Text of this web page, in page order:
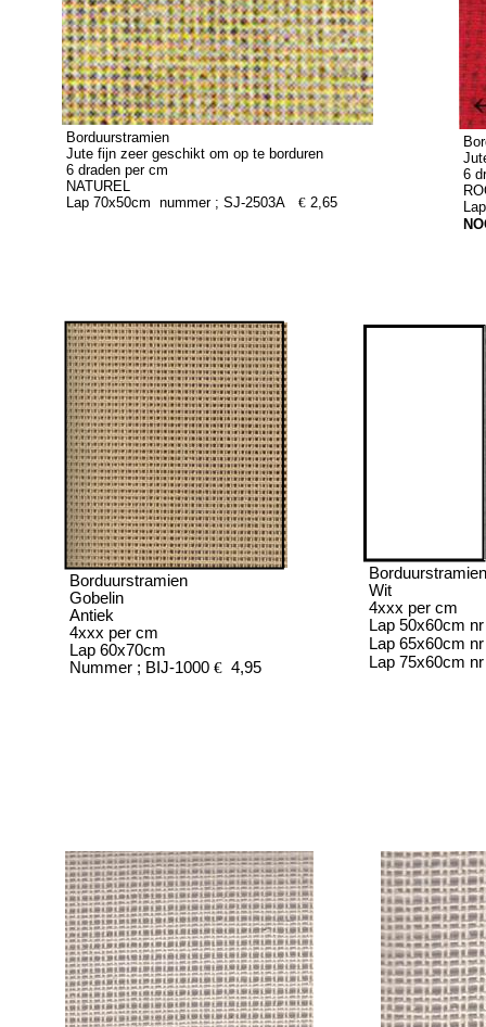
Wit
4xxx per cm
Lap 50x60cm
Lap 65x60cm
Lap 75x60cm
Borduurstramien
Gobelin
Antiek
4xxx per cm
Lap 60x70cm
Nummer ; BIJ-1000 €4,95
Borduurstramien
Jute fijn zeer geschikt om op te borduren
6 draden per cm
NATUREL
Lap 70x50cm nummer ; SJ-2503A €2,65
6